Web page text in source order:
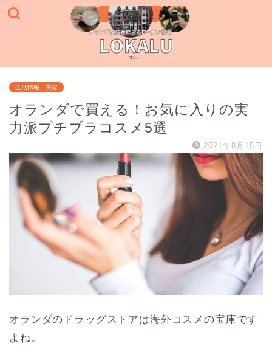
生活情報、美容
オランダで買える！お気に入りの実
力派プチプラコスメ5選
2021年8月15日
オランダのドラッグストアは海外コスメの宝庫です
よね。